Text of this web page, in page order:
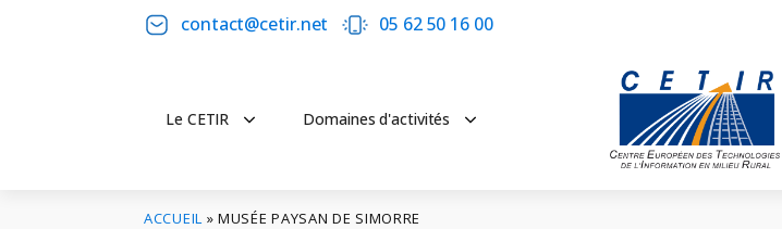
contact@cetir.net 05 62 50 16 00
Le CETIR Domaines d'activités
ACCUEIL »MUSÉE PAYSAN DE SIMORRE